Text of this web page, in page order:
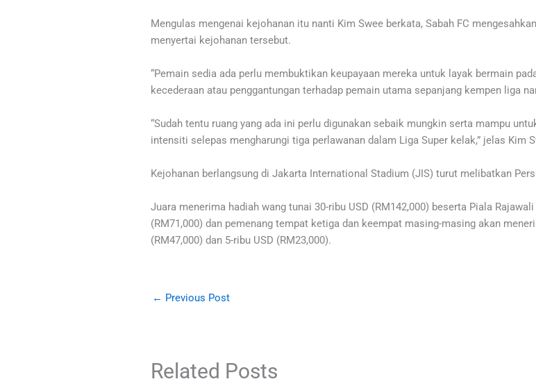
Mengulas mengenai kejohanan itu nanti Kim Swee berkata, Sabah FC
menyertai kejohanan tersebut.
“Pemain sedia ada perlu membuktikan keupayaan mereka untuk layak bermain
kecederaan atau penggantungan terhadap pemain utama sepanjang kempen liga
“Sudah tentu ruang yang ada ini perlu digunakan sebaik mungkin serta mampu
intensiti selepas mengharungi tiga perlawanan dalam Liga Super kelak,” jelas Kim
Kejohanan berlangsung di Jakarta International Stadium (JIS) turut melibatkan
Juara menerima hadiah wang tunai 30-ribu USD (RM142,000) beserta Piala
(RM71,000) dan pemenang tempat ketiga dan keempat masing-masing akan
(RM47,000) dan 5-ribu USD (RM23,000).
← Previous Post
Related Posts